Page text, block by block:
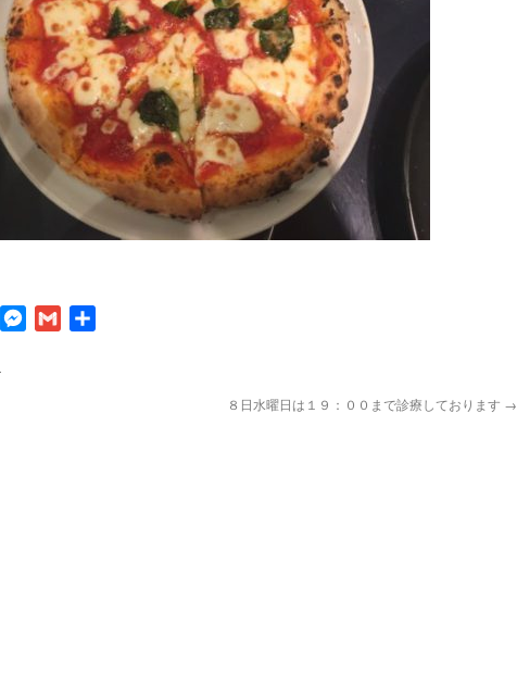
Mixi Messenger
Gmail
８日水曜日は１９：００まで診療しております →